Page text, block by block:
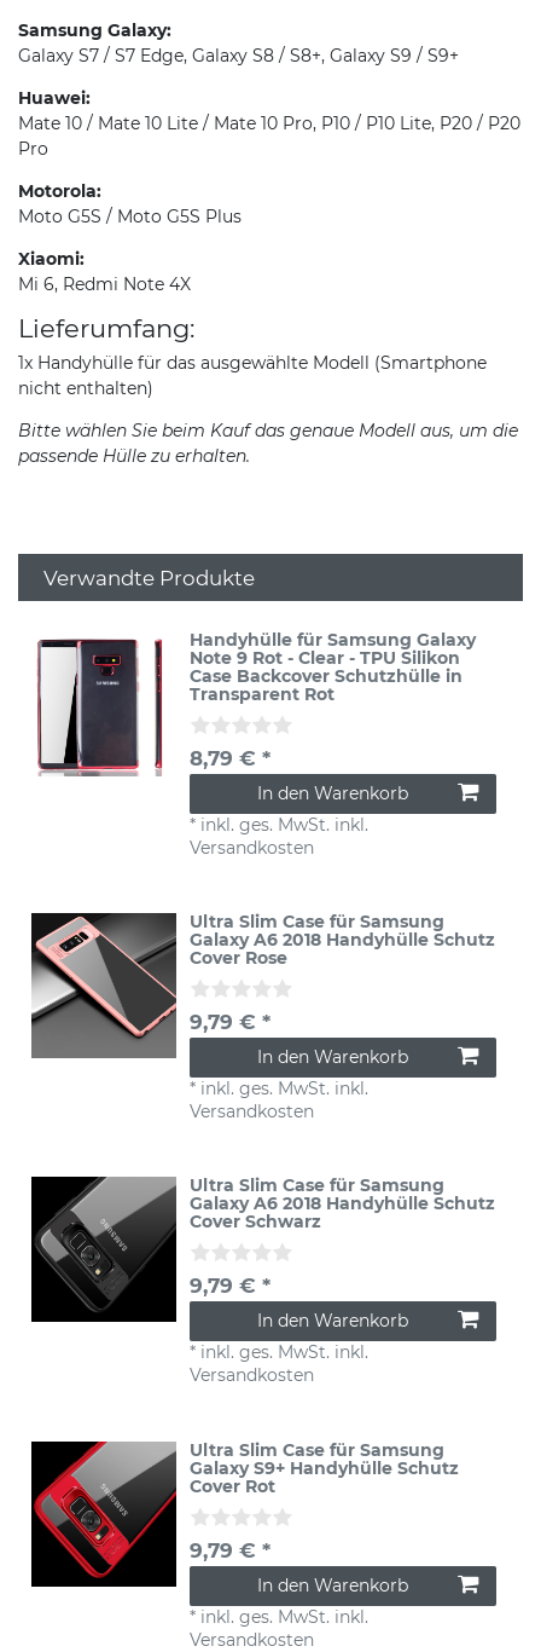
Samsung Galaxy:
Galaxy S7 / S7 Edge, Galaxy S8 / S8+, Galaxy S9 / S9+
Huawei:
Mate 10 / Mate 10 Lite / Mate 10 Pro, P10 / P10 Lite, P20 / P20
Pro
Motorola:
Moto G5S / Moto G5S Plus
Xiaomi:
Mi 6, Redmi Note 4X
Lieferumfang:
1x Handyhülle für das ausgewählte Modell (Smartphone
nicht enthalten)
Bitte wählen Sie beim Kauf das genaue Modell aus, um die
passende Hülle zu erhalten.
Verwandte Produkte
Handyhülle für Samsung Galaxy
Note 9 Rot - Clear - TPU Silikon
Case Backcover Schutzhülle in
Transparent Rot
8,79 € *
In den Warenkorb
* inkl. ges. MwSt. inkl.
Versandkosten
Ultra Slim Case für Samsung
Galaxy A6 2018 Handyhülle Schutz
Cover Rose
9,79 € *
In den Warenkorb
* inkl. ges. MwSt. inkl.
Versandkosten
Ultra Slim Case für Samsung
Galaxy A6 2018 Handyhülle Schutz
Cover Schwarz
9,79 € *
In den Warenkorb
* inkl. ges. MwSt. inkl.
Versandkosten
Ultra Slim Case für Samsung
Galaxy S9+ Handyhülle Schutz
Cover Rot
9,79 € *
In den Warenkorb
* inkl. ges. MwSt. inkl.
Versandkosten